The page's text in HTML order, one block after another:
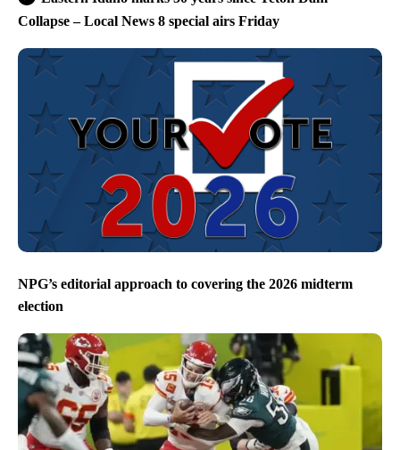
Collapse – Local News 8 special airs Friday
NPG’s editorial approach to covering the 2026 midterm
election